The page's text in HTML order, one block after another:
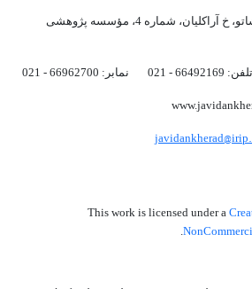
آدرس : تهــران، خ نوفل لوشاتو، خ آراکلیان، شماره 4،‌ مؤسسه پژوهشی
This work is licensed under a